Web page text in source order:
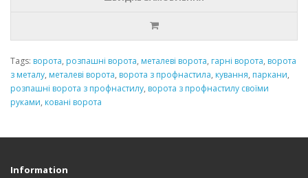
Tags: ворота, розпашні ворота, металеві ворота, гарні ворота, ворота
з металу, металеві ворота, ворота з профнастила, кування, паркани,
розпашні ворота з профнастилу, ворота з профнастилу своїми
руками, ковані ворота
Information